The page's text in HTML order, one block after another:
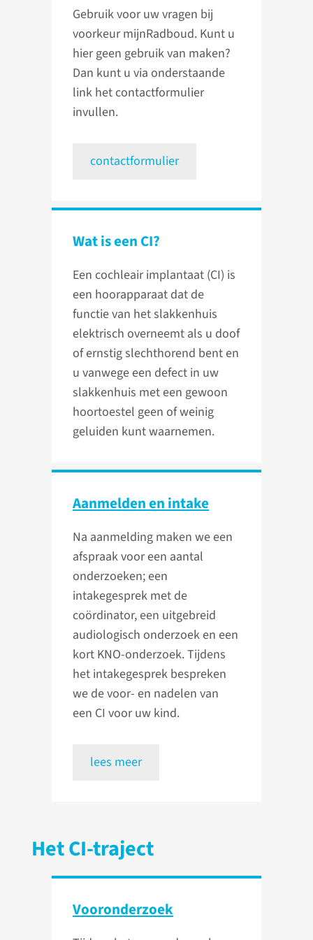
Gebruik voor uw vragen bij
voorkeur mijnRadboud. Kunt u
hier geen gebruik van maken?
Dan kunt u via onderstaande
link het contactformulier
invullen.
contactformulier
Wat is een CI?
Een cochleair implantaat (CI) is
een hoorapparaat dat de
functie van het slakkenhuis
elektrisch overneemt als u doof
of ernstig slechthorend bent en
u vanwege een defect in uw
slakkenhuis met een gewoon
hoortoestel geen of weinig
geluiden kunt waarnemen.
Aanmelden en intake
Na aanmelding maken we een
afspraak voor een aantal
onderzoeken; een
intakegesprek met de
coördinator, een uitgebreid
audiologisch onderzoek en een
kort KNO-onderzoek. Tijdens
het intakegesprek bespreken
we de voor- en nadelen van
een CI voor uw kind.
lees meer
Het CI-traject
Vooronderzoek